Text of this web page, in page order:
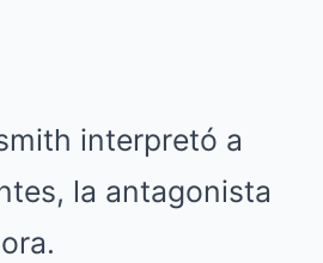
interpretó a
la antagonista